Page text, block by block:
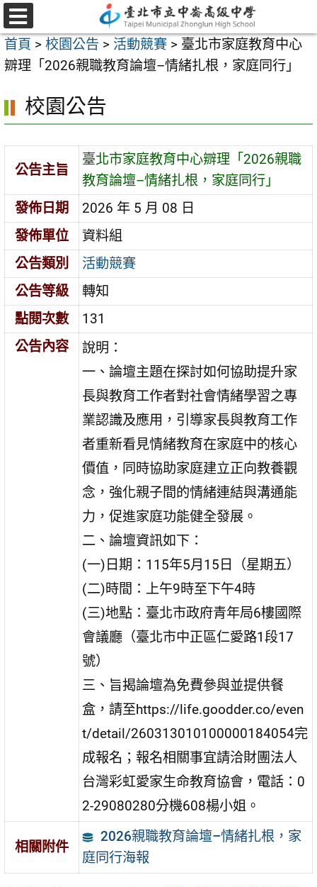
跳
至
主
要
容
選
單
首頁 > 校園公告 > 活動競賽 > 臺北市家庭教育中心
辧理「2026親職教育論壇–情緒扎根，家庭同行」
校園公告
公告主旨
臺北市家庭教育中心辧理「2026親職
教育論壇–情緒扎根，家庭同行」
發佈日期
2026 年 5 月 08 日
發佈單位
資料組
公告類別
活動競賽
公告等級
轉知
點閱次數
131
公告內容
說明：
一、論壇主題在探討如何協助提升家
長與教育工作者對社會情緒學習之專
業認識及應用，引導家長與教育工作
者重新看見情緒教育在家庭中的核心
價值，同時協助家庭建立正向教養觀
念，強化親子間的情緒連結與溝通能
力，促進家庭功能健全發展。
二、論壇資訊如下：
(一)日期：115年5月15日（星期五）
(二)時間：上午9時至下午4時
(三)地點：臺北市政府青年局6樓國際
會議廳（臺北市中正區仁愛路1段17
號）
三、旨揭論壇為免費參與並提供餐
盒，請至https://life.goodder.co/even
t/detail/260313010100000184054完
成報名；報名相關事宜請洽財團法人
台灣彩虹愛家生命教育協會，電話：0
2-29080280分機608楊小姐。
相關附件
2026親職教育論壇–情緒扎根，家
庭同行海報